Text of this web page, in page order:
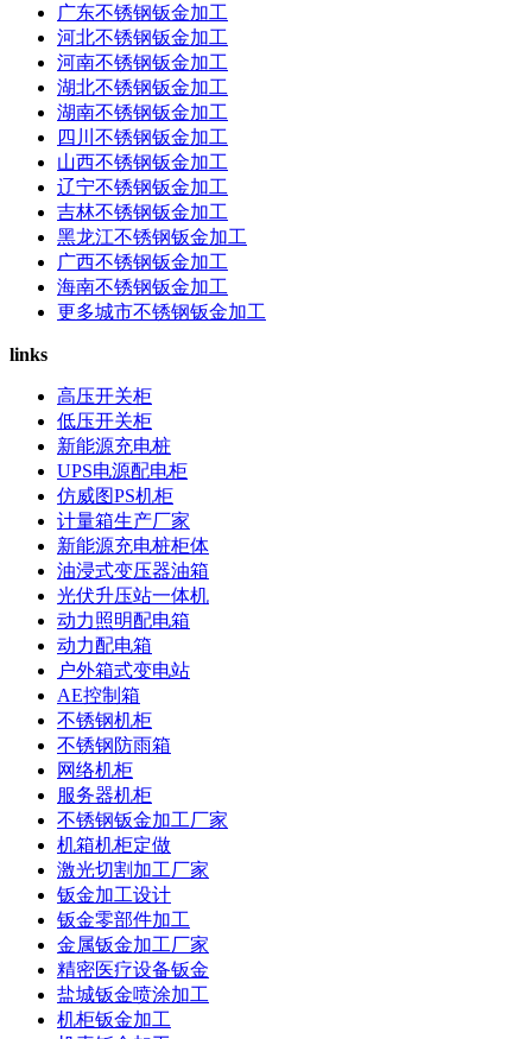
广东不锈钢钣金加工
河北不锈钢钣金加工
河南不锈钢钣金加工
湖北不锈钢钣金加工
湖南不锈钢钣金加工
四川不锈钢钣金加工
山西不锈钢钣金加工
辽宁不锈钢钣金加工
吉林不锈钢钣金加工
黑龙江不锈钢钣金加工
广西不锈钢钣金加工
海南不锈钢钣金加工
更多城市不锈钢钣金加工
links
高压开关柜
低压开关柜
新能源充电桩
UPS电源配电柜
仿威图PS机柜
计量箱生产厂家
新能源充电桩柜体
油浸式变压器油箱
光伏升压站一体机
动力照明配电箱
动力配电箱
户外箱式变电站
AE控制箱
不锈钢机柜
不锈钢防雨箱
网络机柜
服务器机柜
不锈钢钣金加工厂家
机箱机柜定做
激光切割加工厂家
钣金加工设计
钣金零部件加工
金属钣金加工厂家
精密医疗设备钣金
盐城钣金喷涂加工
机柜钣金加工